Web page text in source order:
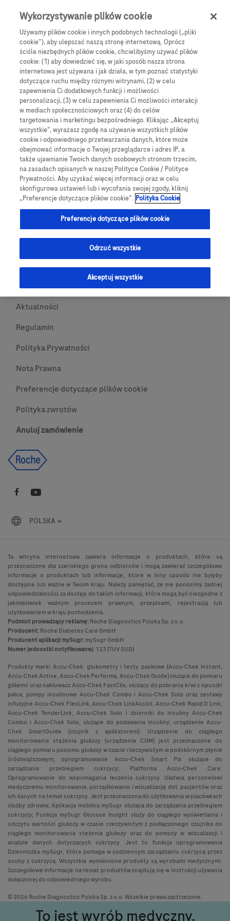
Skip to main content Menu
Products Articles
We are sorry, but no results were found for:
Globalne Strony Internetowe
Global Roche
Platforma Accu-Chek Care
Global Roche Diabetologia
Wszystkie lokalizacje
Skontaktuj się z nami
O nas
Aktualności
Regulamin
Polityka Prywatności
Nota Prawna
Preferencje dotyczące plików cookie
Polityka zwrotów
Anuluj zamówienie
POLSKA
Ta witryna internetowa zawiera informacje o produktach, które są
przeznaczone dla szerokiego grona odbiorców i mogą zawierać szczegółowe
informacje o produktach lub informacje, które w inny sposób nie byłyby
dostępne lub ważne w Twoim kraju. Należy pamiętać, że nie ponosimy żadnej
odpowiedzialności za dostęp do takich informacji, które mogą być niezgodne z
jakimkolwiek ważnym procesem prawnym, przepisami, rejestracją lub
użytkowaniem w kraju pochodzenia.
Podmiot prowadzący reklamę:Roche Diagnostics Polska Sp. z o.o
Producent:Roche Diabetes Care GmbH
Producent aplikacji mySugr:mySugr GmbH
Numer jednostki notyfikowanej:123 (TUV SUD)
Produkty marki Accu-Chek: glukometry i testy paskowe (Accu-Chek Instant,
Accu-Chek Active, Accu-Chek Performa, Accu-Chek Guide) służące do pomiaru
glikemii oraz nakłuwacz Accu-Chek FastClix, służący do pobrania krwi z opuszki
palca; pompy insulinowe Accu-Chek Combo i Accu-Chek Solo oraz zestawy
infuzyjne Accu-Chek FlexLink, Accu-Chek LinkAssist, Accu-Chek Rapid D Link,
Accu-Chek TenderLink, Accu-Chek Solo i zbiorniki do insuliny Accu-Chek
Combo i Accu-Chek Solo, służące do podawania insuliny; urządzenie Accu-
Chek SmartGuide (czujnik z aplikatorem): Urządzenie do ciągłego
monitorowania stężenia glukozy (urządzenie CGM) jest przeznaczone do
ciągłego pomiaru poziomu glukozy w czasie rzeczywistym w podskórnym płynie
śródmiąższowym; oprogramowanie Accu-Chek Smart Pix służące do
zarządzania przebiegiem cukrzycy; Platforma Accu-Chek Care:
Oprogramowanie do wspomagania leczenia cukrzycy. Ułatwia personelowi
medycznemu monitorowanie, porządkowanie i wizualizację dot. pacjentów oraz
ich danych na temat cukrzycy. Jest przeznaczona do użytkowania w placówkach
służby zdrowia; Aplikacja mobilna mySugr służąca do zarządzania przebiegiem
cukrzycy; Funkcja mySugr Glucose Insight służy do ciągłego wyświetlania i
odczytu wartości glukozy w czasie rzeczywistym z podłączonego czujnika do
ciągłego monitorowania stężenia glukozy oraz do pomocy w wizualizacji i
analizie danych dotyczących cukrzycy. Jest to funkcja oprogramowania
Dzienniczka mySugr, która pomaga w codziennym zarządzaniu cukrzycą przez
osoby z cukrzycą. Wszystkie wymienione produkty są wyrobami medycznymi.
Szczegółowe informacje na temat produktów znajdują się w instrukcji używania
dołączonej do odpowiedniego wyrobu.
© 2026 Roche Diagnostics Polska Sp. z o.o. Wszelkie prawa zastrzeżone.
To jest wyrób medyczny.
Wykorzystywanie plików cookie
Używamy plików cookie i innych podobnych technologii („pliki
cookie”), aby ulepszać naszą stronę internetową. Oprócz
ściśle niezbędnych plików cookie, chcielibyśmy używać plików
cookie: (1) aby dowiedzieć się, w jaki sposób nasza strona
internetowa jest używana i jak działa, w tym poznać statystyki
dotyczące ruchu między róznymi witrynami, (2) w celu
zapewnienia Ci dodatkowych funkcji i możliwości
personalizacji, (3) w celu zapewnienia Ci możliwości interakcji
w mediach społecznościowych oraz (4) do celów
targetowania i marketingu bezpośredniego. Klikając „Akceptuj
wszystkie”, wyrażasz zgodę na używanie wszystkich plików
cookie i odpowiedniego przetwarzania danych, które może
obejmować informacje o Twojej przeglądarce i adres IP, a
także ujawnianie Twoich danych osobowych stronom trzecim,
na zasadach opisanych w naszej Polityce Cookie / Polityce
Prywatności. Aby uzyskać więcej informacji oraz w celu
skonfigurowa ustawień lub i wycofania swojej zgody, kliknij
„Preferencje dotyczące plików cookie”. Polityka Cookie
Preferencje dotyczące plików cookie
Odrzuć wszystkie
Akceptuj wszystkie